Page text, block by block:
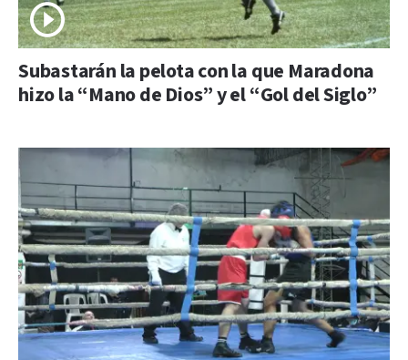
Subastarán la pelota con la que Maradona
hizo la “Mano de Dios” y el “Gol del Siglo”